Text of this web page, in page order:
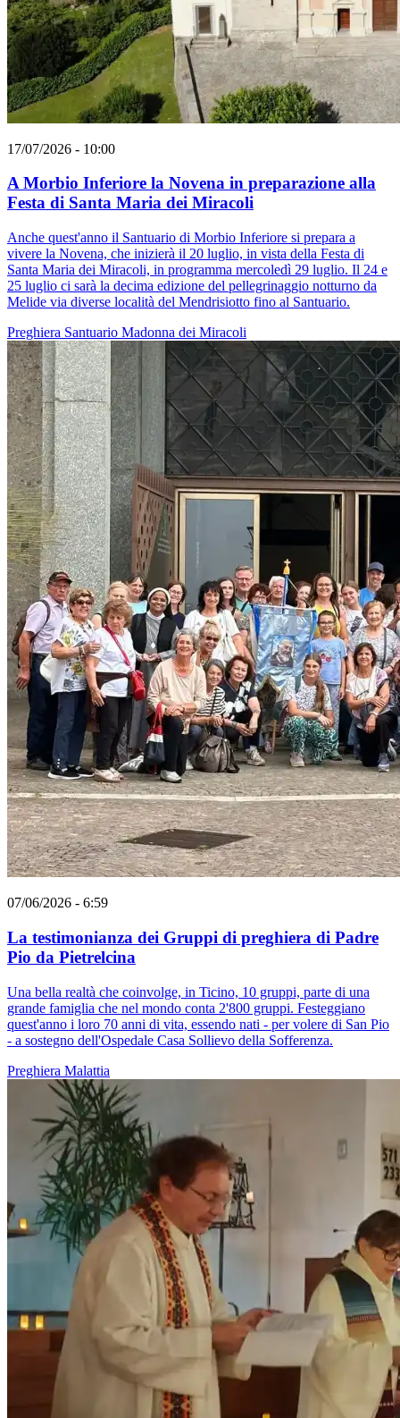
17/07/2026 - 10:00
A Morbio Inferiore la Novena in preparazione alla
Festa di Santa Maria dei Miracoli
Anche quest'anno il Santuario di Morbio Inferiore si prepara a
vivere la Novena, che inizierà il 20 luglio, in vista della Festa di
Santa Maria dei Miracoli, in programma mercoledì 29 luglio. Il 24 e
25 luglio ci sarà la decima edizione del pellegrinaggio notturno da
Melide via diverse località del Mendrisiotto fino al Santuario.
Preghiera Santuario Madonna dei Miracoli
07/06/2026 - 6:59
La testimonianza dei Gruppi di preghiera di Padre
Pio da Pietrelcina
Una bella realtà che coinvolge, in Ticino, 10 gruppi, parte di una
grande famiglia che nel mondo conta 2'800 gruppi. Festeggiano
quest'anno i loro 70 anni di vita, essendo nati - per volere di San Pio
- a sostegno dell'Ospedale Casa Sollievo della Sofferenza.
Preghiera Malattia